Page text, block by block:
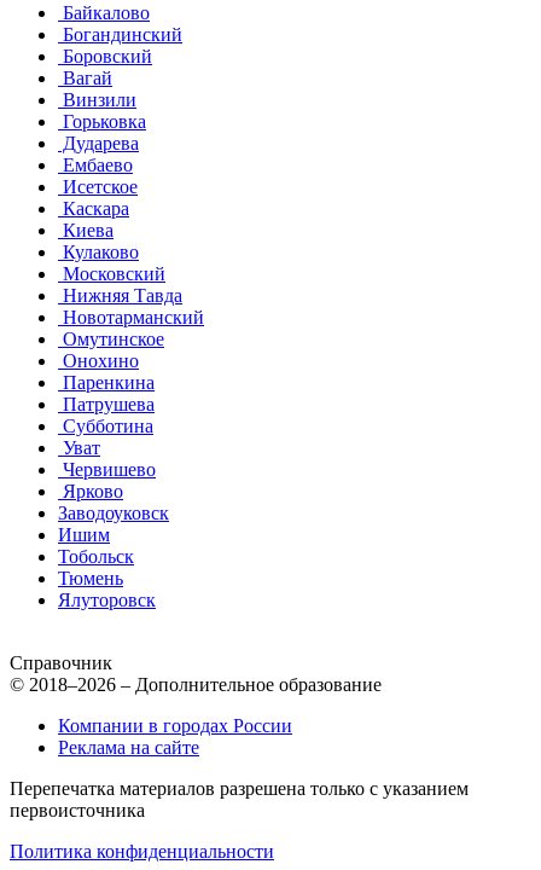
Байкалово
Богандинский
Боровский
Вагай
Винзили
Горьковка
Дударева
Ембаево
Исетское
Каскара
Киева
Кулаково
Московский
Нижняя Тавда
Новотарманский
Омутинское
Онохино
Паренкина
Патрушева
Субботина
Уват
Червишево
Ярково
Заводоуковск
Ишим
Тобольск
Тюмень
Ялуторовск
Справочник
© 2018–2026 – Дополнительное образование
Компании в городах России
Реклама на сайте
Перепечатка материалов разрешена только с указанием
первоисточника
Политика конфиденциальности